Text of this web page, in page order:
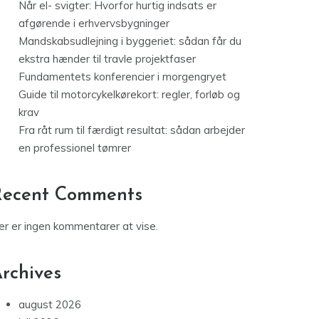
Når el- svigter: Hvorfor hurtig indsats er
afgørende i erhvervsbygninger
Mandskabsudlejning i byggeriet: sådan får du
ekstra hænder til travle projektfaser
Fundamentets konferencier i morgengryet
Guide til motorcykelkørekort: regler, forløb og
krav
Fra råt rum til færdigt resultat: sådan arbejder
en professionel tømrer
Comments
er ingen kommentarer at vise.
august 2026